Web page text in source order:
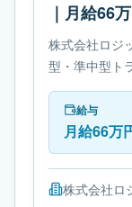
｜月給66
株式会社ロジ
型・準中型ト
中型トラック
す。必要免許
給与
月給66万
株式会社ロ